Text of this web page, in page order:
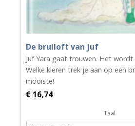
De bruiloft van juf
Juf Yara gaat trouwen. Het
Welke kleren trek je aan op een
mooiste!
€ 16,74
Taal